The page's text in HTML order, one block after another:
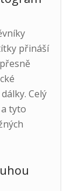
přináší
Celý
tyto